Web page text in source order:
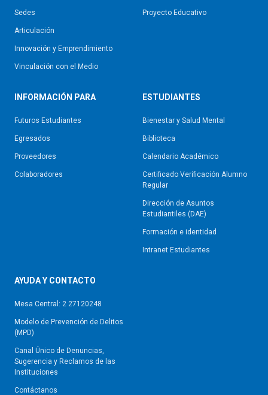
Sedes
Articulación
Innovación y Emprendimiento
Vinculación con el Medio
Proyecto Educativo
INFORMACIÓN PARA
Futuros Estudiantes
Egresados
Proveedores
Colaboradores
ESTUDIANTES
Bienestar y Salud Mental
Biblioteca
Calendario Académico
Certificado Verificación Alumno
Regular
Dirección de Asuntos
Estudiantiles (DAE)
Formación e identidad
Intranet Estudiantes
AYUDA Y CONTACTO
Mesa Central: 2 27120248
Modelo de Prevención de Delitos
(MPD)
Canal Único de Denuncias,
Sugerencia y Reclamos de las
Instituciones
Contáctanos